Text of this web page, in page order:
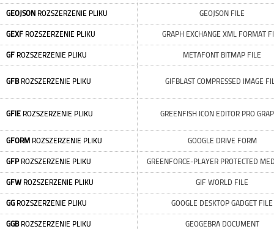
GEOJSON ROZSZERZENIE PLIKU GEOJSON FILE
GEXF ROZSZERZENIE PLIKU GRAPH EXCHANGE XML FORMAT
GF ROZSZERZENIE PLIKU METAFONT BITMAP FILE
GFBROZSZERZENIE PLIKU GIFBLAST COMPRESSED IMAGE
GFIE ROZSZERZENIE PLIKU GREENFISH ICON EDITOR PRO
GFORM ROZSZERZENIE PLIKU GOOGLE DRIVE FORM
GFPROZSZERZENIE PLIKU GREENFORCE-PLAYER PROTECTED
GFW ROZSZERZENIE PLIKU GIF WORLD FILE
GG ROZSZERZENIE PLIKU GOOGLE DESKTOP GADGET FILE
GGBROZSZERZENIE PLIKU GEOGEBRA DOCUMENT